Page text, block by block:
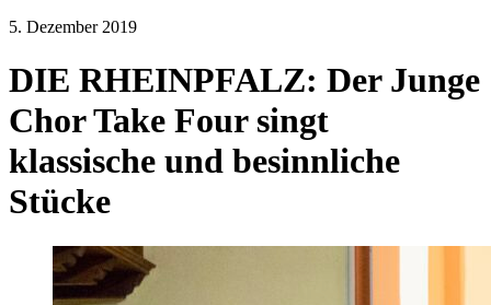
5. Dezember 2019
DIE RHEINPFALZ: Der Junge
Chor Take Four singt
klassische und besinnliche
Stücke